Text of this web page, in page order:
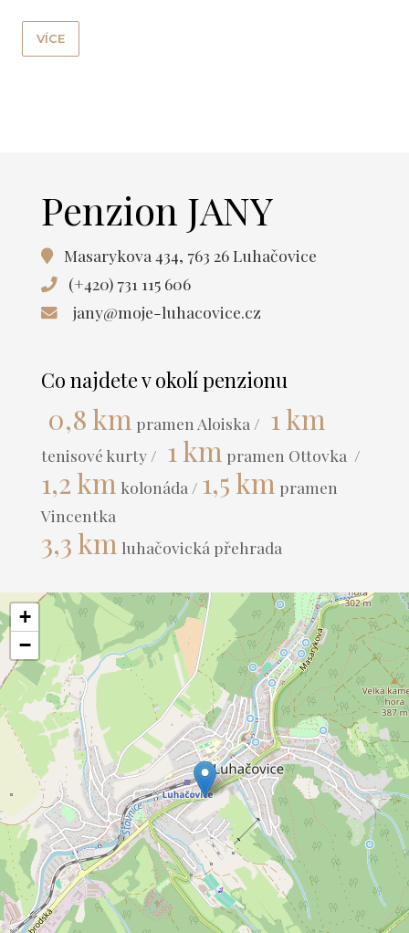
VÍCE
Penzion JANY
Masarykova 434, 763 26 Luhačovice
(+420) 731 115 606
jany@moje-luhacovice.cz
Co najdete v okolí penzionu
0,8 km pramen Aloiska / 1 km
tenisové kurty / 1 km pramen Ottovka /
1,2 km kolonáda / 1,5 km pramen
Vincentka
3,3 km luhačovická přehrada
+
−